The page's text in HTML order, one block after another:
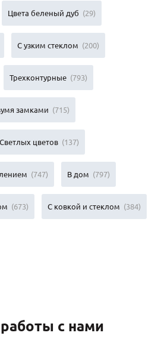
Цвета беленый дуб (29)
С узким стеклом (200)
Трехконтурные (793)
замками (715)
Светлых цветов (137)
(747) В дом (797)
(673) С ковкой и стеклом (384)
с нами